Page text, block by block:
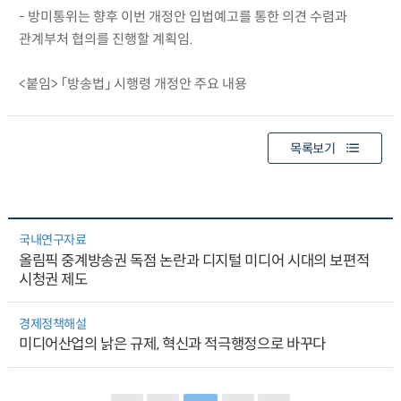
- 방미통위는 향후 이번 개정안 입법예고를 통한 의견 수렴과
관계부처 협의를 진행할 계획임.
<붙임> 「방송법」 시행령 개정안 주요 내용
목록보기
국내연구자료
올림픽 중계방송권 독점 논란과 디지털 미디어 시대의 보편적
시청권 제도
경제정책해설
미디어산업의 낡은 규제, 혁신과 적극행정으로 바꾸다